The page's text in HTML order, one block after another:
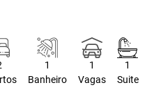
1
Banheiro
1
Vagas
1
Suite